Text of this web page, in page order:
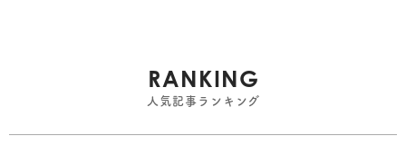
RANKING
人気記事ランキング